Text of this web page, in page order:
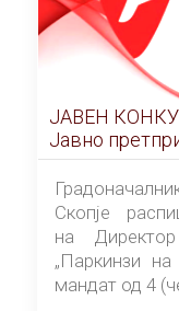
ЈАВЕН КОНКУРС за избор на
Јавно претпријатие
Центар“ –
Скопје
на
„Паркинзи
мандат од 4